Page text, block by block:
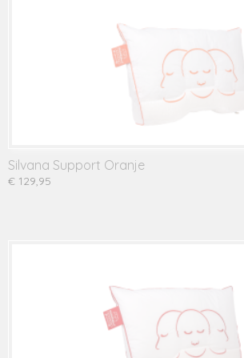
Silvana Support Oranje
€ 129,95